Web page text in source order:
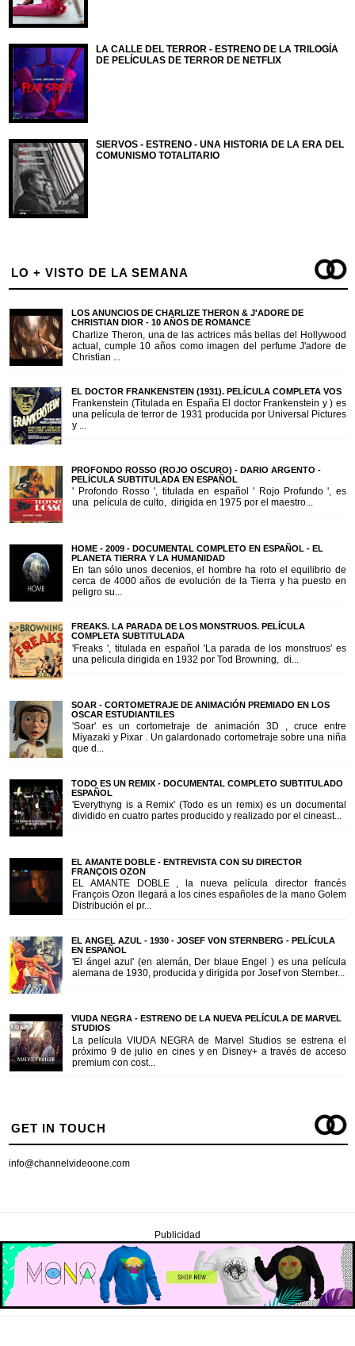
LA CALLE DEL TERROR - ESTRENO DE LA TRILOGÍA
DE PELÍCULAS DE TERROR DE NETFLIX
SIERVOS - ESTRENO - UNA HISTORIA DE LA ERA DEL
COMUNISMO TOTALITARIO
LO + VISTO DE LA SEMANA
LOS ANUNCIOS DE CHARLIZE THERON & J'ADORE DE
CHRISTIAN DIOR - 10 AÑOS DE ROMANCE
Charlize Theron, una de las actrices más bellas del Hollywood
actual, cumple 10 años como imagen del perfume J'adore de
Christian ...
EL DOCTOR FRANKENSTEIN (1931). PELÍCULA COMPLETA VOS
Frankenstein (Titulada en España El doctor Frankenstein y ) es
una película de terror de 1931 producida por Universal Pictures
y ...
PROFONDO ROSSO (ROJO OSCURO) - DARIO ARGENTO -
PELÍCULA SUBTITULADA EN ESPAÑOL
' Profondo Rosso ', titulada en español ' Rojo Profundo ', es
una película de culto, dirigida en 1975 por el maestro...
HOME - 2009 - DOCUMENTAL COMPLETO EN ESPAÑOL - EL
PLANETA TIERRA Y LA HUMANIDAD
En tan sólo unos decenios, el hombre ha roto el equilibrio de
cerca de 4000 años de evolución de la Tierra y ha puesto en
peligro su...
FREAKS. LA PARADA DE LOS MONSTRUOS. PELÍCULA
COMPLETA SUBTITULADA
'Freaks ', titulada en español 'La parada de los monstruos' es
una pelicula dirigida en 1932 por Tod Browning, di...
SOAR - CORTOMETRAJE DE ANIMACIÓN PREMIADO EN LOS
OSCAR ESTUDIANTILES
'Soar' es un cortometraje de animación 3D , cruce entre
Miyazaki y Pixar . Un galardonado cortometraje sobre una niña
que d...
TODO ES UN REMIX - DOCUMENTAL COMPLETO SUBTITULADO
ESPAÑOL
'Everythyng is a Remix' (Todo es un remix) es un documental
dividido en cuatro partes producido y realizado por el cineast...
EL AMANTE DOBLE - ENTREVISTA CON SU DIRECTOR
FRANÇOIS OZON
EL AMANTE DOBLE , la nueva película director francés
François Ozon llegará a los cines españoles de la mano Golem
Distribución el pr...
EL ANGEL AZUL - 1930 - JOSEF VON STERNBERG - PELÍCULA
EN ESPAÑOL
'El ángel azul' (en alemán, Der blaue Engel ) es una película
alemana de 1930, producida y dirigida por Josef von Sternber...
VIUDA NEGRA - ESTRENO DE LA NUEVA PELÍCULA DE MARVEL
STUDIOS
La película VIUDA NEGRA de Marvel Studios se estrena el
próximo 9 de julio en cines y en Disney+ a través de acceso
premium con cost...
GET IN TOUCH
info@channelvideoone.com
Publicidad